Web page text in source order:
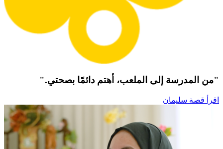
"من المدرسة إلى الملعب، أهتم دائمًا بصحتي."
اقرأ قصة سليمان